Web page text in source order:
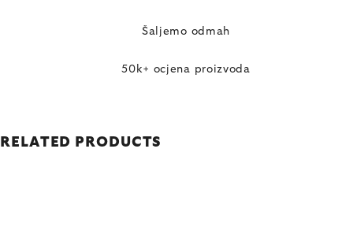
Šaljemo odmah
50k+ ocjena proizvoda
RELATED PRODUCTS